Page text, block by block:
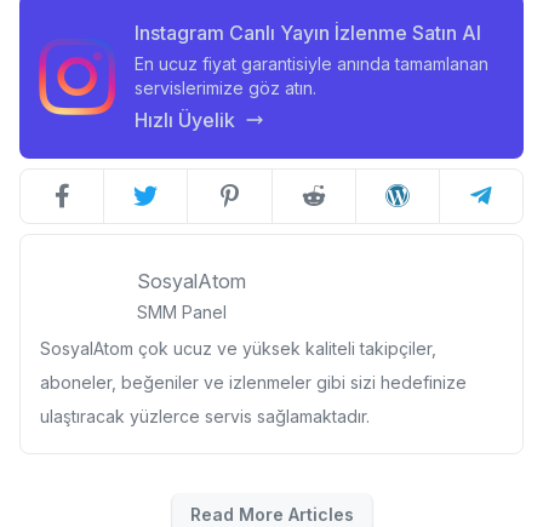
Instagram Canlı Yayın İzlenme Satın Al
En ucuz fiyat garantisiyle anında tamamlanan
servislerimize göz atın.
Hızlı Üyelik
SosyalAtom
SMM Panel
SosyalAtom çok ucuz ve yüksek kaliteli takipçiler,
aboneler, beğeniler ve izlenmeler gibi sizi hedefinize
ulaştıracak yüzlerce servis sağlamaktadır.
Read More Articles